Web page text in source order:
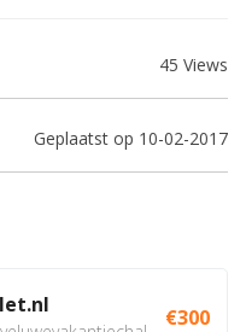
45 Views
Geplaatst op 10-02-2017
€300